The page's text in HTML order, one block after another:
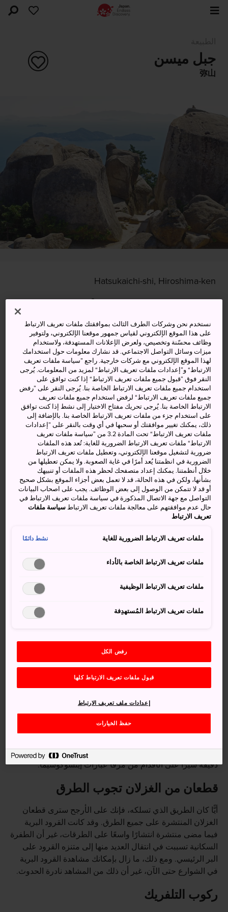
جبل ميسن
弥山
Hatsukaichi-shi, Hiroshima-ken
الحصول على معلومات العبور
الكلمات المفتاحية الخريطة
غابة عتيقة وجزيرة في أحضان الجبل
يمكنك الاختيار من بين ثلاثة مسارات مختلفة تستمتع عبر أي
منها بمغامرة تسلق جبل ميسن في جزيرةمياجيما
.
ويستغرق قطع كل منها حوالي ساعة ونصف إلى ساعتين،
اعتمادًا على قدرتك. وملعب دايشوين هو ملعب واضح يوفر
مناظر خلابة ، وملعب موميجيداني مناسب للمبتدئين، ويمثل
طريقة رائعة للاستمتاع بالجمال الموسمي للجبل. ويحتوي
المسار الأكثر تحديًا على العديد من الصخور الكبيرة، ويوفر
فرصة لاستكشاف الغابات البدائية من القمة. وتشمل المعالم
البارزة كهف إيوايا دايشي، الذي يقال إنَّ الراهب الشهير كوبو
على الجزيرة والمناظر الساحرة المحيطة بها
#ccc;}br {mso-data-placement:same-cell;}-->
</style> غابة جبل ميسين البدائية التي تعتبر "متحفًا نباتيًا
طبيعيًا"، وقد أُدرجت ضمن قائمة مواقع التراث الثقافي
كيفية الوصول
يستغرق الوصول إلى التلفريك وسفح الجبل ما يقرب من 20
دقيقة سيرًا على الأقدام من مرفأ عبّارات إيتسوكوشيما.
قطعان من الغزلان تجوب الطرق
أيًّا كان الطريق الذي تسلكه، فإنك على الأرجح سترى قطعان
الغزلان المنتشرة على جميع الطرق. وقد كانت القرود البرية
فيما مضى منتشرة انتشارًا واسعًا على الطرقات، غير أن الطفرة
السكانية تسببت في انتقال العديد منها إلى متنزه القرود على
البر الرئيسي. ومع ذلك، ما زال بإمكانك مشاهدة القرود البرية
في الشوارع حتى الآن، غير أن ذلك من المشاهد نادرة الحدوث.
ركوب التلفريك
نستخدم نحن وشركات الطرف الثالث بموافقتك ملفات تعريف الارتباط
على هذا الموقع الإلكتروني لقياس جمهور موقعنا الإلكتروني، ولتوفير
وظائف محسّنة وتخصيص، ولعرض الإعلانات المستهدفة، ولاستخدام
ميزات وسائل التواصل الاجتماعي. قد نشارك معلومات حول استخدامك
لهذا الموقع الإلكتروني مع شركات خارجية. راجع ”سياسة ملفات تعريف
الارتباط“ و”إعدادات ملفات تعريف الارتباط“ لمزيد من المعلومات. يُرجى
النقر فوق ”قبول جميع ملفات تعريف الارتباط“ إذا كنت توافق على
استخدام جميع ملفات تعريف الارتباط الخاصة بنا. يُرجى النقر على ”رفض
جميع ملفات تعريف الارتباط“ لرفض استخدام جميع ملفات تعريف
الارتباط الخاصة بنا. يُرجى تحريك مفتاح الاختيار إلى نشط إذا كنت توافق
على استخدام جزء من ملفات تعريف الارتباط الخاصة بنا. بالإضافة إلى
ذلك، يمكنك تغيير موافقتك أو سحبها في أي وقت بالنقر على ”إعدادات
ملفات تعريف الارتباط“ تحت المادة 3.2 من ”سياسة ملفات تعريف
الارتباط“ ملفات تعريف الارتباط الضرورية للغاية: تُعد هذه الملفات
ضرورية لتشغيل موقعنا الإلكتروني، وتعطيل ملفات تعريف الارتباط
الضرورية في انظمتنا يُعد أمرًا في غاية الصعوبة. ولا يمكن تعطيلها من
خلال أنظمتنا. يمكنك إعداد متصفحك لحظر هذه الملفات أو تنبيهك
بشأنها، ولكن في هذه الحالة، قد لا تعمل بعض أجزاء الموقع بشكل صحيح
أو قد لا تتمكن من الوصول إلى بعض الوظائف. يجب على اصحاب البيانات
التواصل مع جهة الاتصال المذكورة في سياسة ملفات تعريف الارتباط في
حال عدم موافقتهم على معالجة ملفات تعريف الارتباطسياسة ملفات
تعريف الارتباط
ملفات تعريف الارتباط الضرورية للغاية نشط دائمًا
ملفات تعريف الارتباط الخاصة بالأداء
ملفات تعريف الارتباط الوظيفية
ملفات تعريف الارتباط المُستهدِفة
رفض الكل
قبول ملفات تعريف الارتباط كلها
حفظ الخيارات
إعدادات ملف تعريف الارتباط